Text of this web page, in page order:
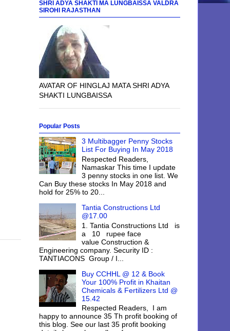
SHRI ADYA SHAKTI MA LUNGBAISSA VALDRA
SIROHI RAJASTHAN
AVATAR OF HINGLAJ MATA SHRI ADYA
SHAKTI LUNGBAISSA
Popular Posts
3 Multibagger Penny Stocks
List For Buying In May 2018
Respected Readers,
Namaskar This time I update
3 penny stocks in one list. We
Can Buy these stocks In May 2018 and
hold for 25% to 20...
Tantia Constructions Ltd
@17.00
1. Tantia Constructions Ltd is
a 10 rupee face
value Construction &
Engineering company. Security ID :
TANTIACONS Group / I...
Buy CCHHL @ 12 & Book
Your 100% Profit in Khaitan
Chemicals & Fertilizers Ltd @
15.42
Respected Readers, I am
happy to announce 35 Th profit booking of
this blog. See our last 35 profit booking